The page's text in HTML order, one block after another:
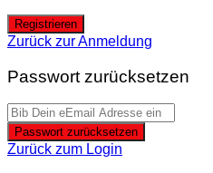
Registrieren
Zurück zur Anmeldung
Passwort zurücksetzen
Passwort zurücksetzen
Zurück zum Login